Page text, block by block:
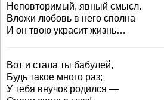
Неповторимый, явный смысл.
Вложи любовь в него сполна
И он твою украсит жизнь…
Вот и стала ты бабулей,
Будь такое много раз;
У тебя внучок родился —